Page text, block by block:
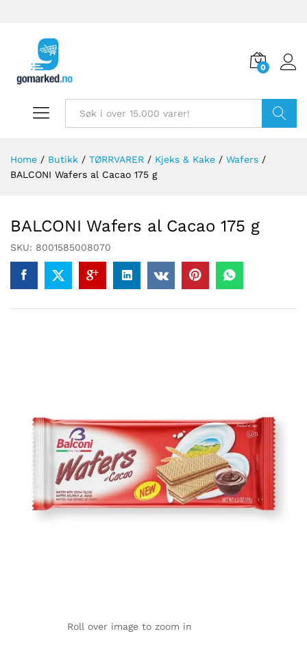
0
Home / Butikk / TØRRVARER / Kjeks & Kake / Wafers /
BALCONI Wafers al Cacao 175 g
BALCONI Wafers al Cacao 175 g
SKU: 8001585008070
Roll over image to zoom in